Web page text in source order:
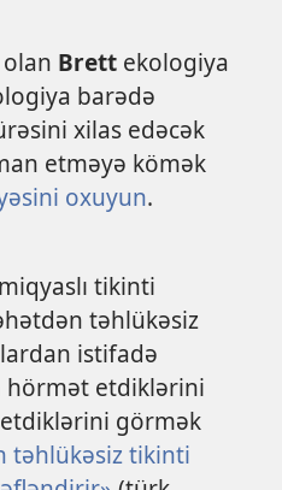
Brett ekologiya
barədə
xilas edəcək
etməyə kömək
oxuyun.
tikinti
təhlükəsiz
istifadə
hörmət etdiklərini
görmək
təhlükəsiz tikinti